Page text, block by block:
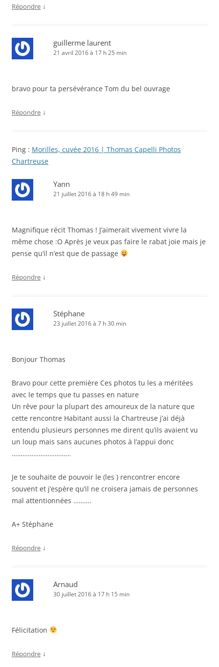
Répondre ↓
guillerme laurent
21 avril 2016 à 17 h 25 min
bravo pour ta persévérance Tom du bel ouvrage
Répondre ↓
Ping : Morilles, cuvée 2016 | Thomas Capelli Photos
Chartreuse
Yann
21 juillet 2016 à 18 h 49 min
Magnifique récit Thomas ! J’aimerait vivement vivre la
même chose :O Après je veux pas faire le rabat joie mais je
pense qu’il n’est que de passage
Répondre ↓
Stéphane
23 juillet 2016 à 7 h 30 min
Bonjour Thomas
Bravo pour cette première Ces photos tu les a méritées
avec le temps que tu passes en nature
Un rêve pour la plupart des amoureux de la nature que
cette rencontre Habitant aussi la Chartreuse j’ai déjà
entendu plusieurs personnes me dirent qu’ils avaient vu
un loup mais sans aucunes photos à l’appui donc
……………………………
Je te souhaite de pouvoir le (les ) rencontrer encore
souvent et j’espère qu’il ne croisera jamais de personnes
mal attentionnées ……….
A+ Stéphane
Répondre ↓
Arnaud
30 juillet 2016 à 17 h 15 min
Félicitation
Répondre ↓